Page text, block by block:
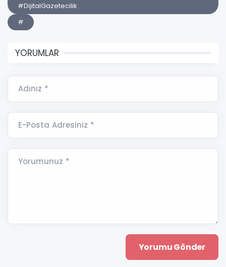
#DijitalGazetecilik
#
YORUMLAR
Adınız *
E-Posta Adresiniz *
Yorumunuz *